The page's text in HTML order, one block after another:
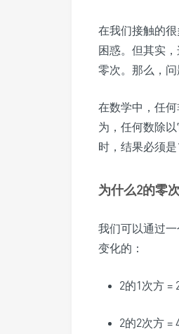
在我们接触的
困惑。但其实
零次。那么，
在数学中，任
为，任何数除
时，结果必须是1
为什么2的零
我们可以通过
变化的：
2的1次方 =
2的2次方 =